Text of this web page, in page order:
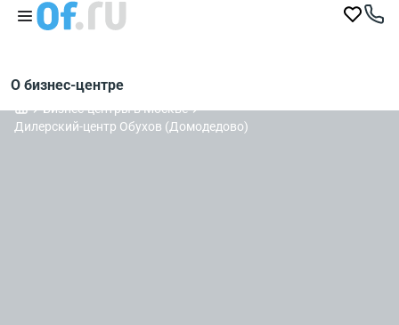
О бизнес-центре
Бизнес-центры в Москве
Дилерский-центр Обухов (Домодедово)